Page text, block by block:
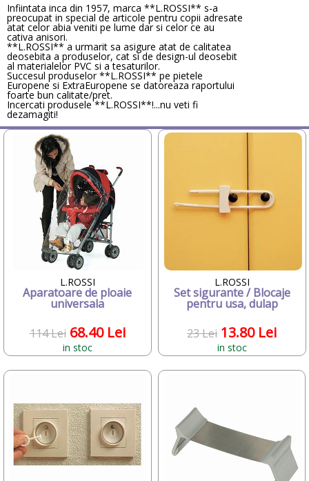
CAM
Candide Franta
Caretero
Character
ChicBebe
Chicco
Chipolino
Ciao Bimbi
Clayzee activity
clementoni
CLEMENTONI Baby
Cloud b
Concord
Corolle
COSATTO
CrossBike
Cubix
Cublo
Dalin
dBb Remond
Deseda
Dr.Care
Dunster House
Editura ALL
ELANEE
Emed
Infiintata inca din 1957, marca **L.ROSSI** s-a
preocupat in special de articole pentru copii adresate
atat celor abia veniti pe lume dar si celor ce au
cativa anisori.
**L.ROSSI** a urmarit sa asigure atat de calitatea
deosebita a produselor, cat si de design-ul deosebit
al materialelor PVC si a tesaturilor.
Succesul produselor **L.ROSSI** pe pietele
Europene si ExtraEuropene se datoreaza raportului
foarte bun calitate/pret.
Incercati produsele **L.ROSSI**!...nu veti fi
dezamagiti!
L.ROSSI
Aparatoare de ploaie
universala
114 Lei 68.40 Lei
in stoc
L.ROSSI
Set sigurante / Blocaje
pentru usa, dulap
23 Lei 13.80 Lei
in stoc